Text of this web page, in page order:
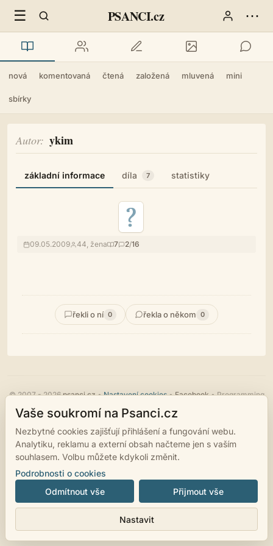
☰ PSANCI.cz ⋯
nová komentovaná čtená založená mluvená mini
sbírky
Autor ykim
základní informace díla 7 statistiky
09.05.2009 44, žena 7 2/16
řekli o ní 0 řekla o někom 0
© 2007 - 2026psanci.cz•Nastavení cookies•Facebook• Programming
Vaše soukromí na Psanci.cz
Nezbytné cookies zajišťují přihlášení a fungování webu.
Analytiku, reklamu a externí obsah načteme jen s vaším
souhlasem. Volbu můžete kdykoli změnit.
Podrobnosti o cookies
Odmítnout vše
Nastavit
Přijmout vše